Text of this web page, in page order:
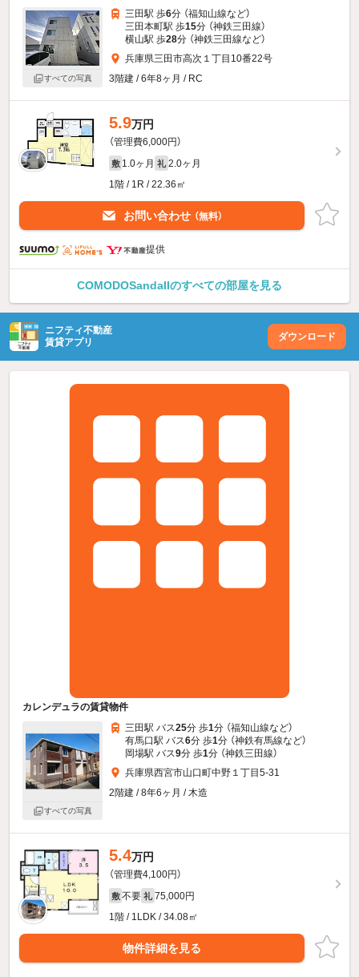
すべての写真
三田駅 歩6分 （福知山線など）
三田本町駅 歩15分 （神鉄三田線）
横山駅 歩28分 （神鉄三田線など）
兵庫県三田市高次１丁目10番22号
3階建 / 6年8ヶ月 / RC
5.9万円
（管理費6,000円）
敷 1.0ヶ月 礼 2.0ヶ月
1階 / 1R / 22.36㎡
お問い合わせ （無料）
提供
COMODOSandaIIのすべての部屋を見る
ニフティ不動産
賃貸アプリ
ダウンロード
カレンデュラの賃貸物件
すべての写真
三田駅 バス25分 歩1分 （福知山線など）
有馬口駅 バス6分 歩1分 （神鉄有馬線など）
岡場駅 バス9分 歩1分 （神鉄三田線）
兵庫県西宮市山口町中野１丁目5-31
2階建 / 8年6ヶ月 / 木造
5.4万円
（管理費4,100円）
敷 不要 礼 75,000円
1階 / 1LDK / 34.08㎡
物件詳細を見る